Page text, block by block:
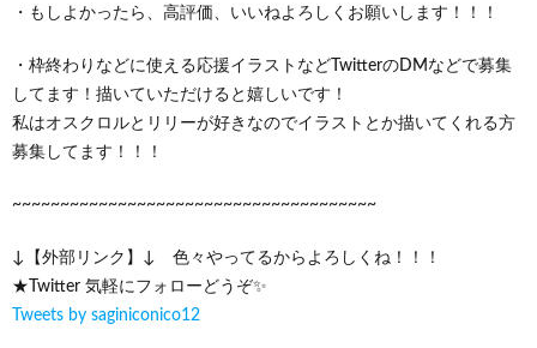
・もしよかったら、高評価、いいねよろしくお願いします！！！
・枠終わりなどに使える応援イラストなどTwitterのDMなどで募集
してます！描いていただけると嬉しいです！
私はオスクロルとリリーが好きなのでイラストとか描いてくれる方
募集してます！！！
~~~~~~~~~~~~~~~~~~~~~~~~~~~~~~~~~~~~~~
↓【外部リンク】↓ 色々やってるからよろしくね！！！
★Twitter 気軽にフォローどうぞ✨
Tweets by saginiconico12